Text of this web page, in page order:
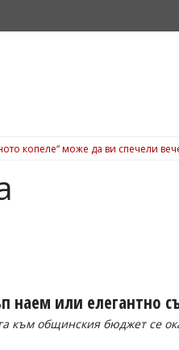
копеле“ може да ви спечели
наем или елегантно
към общинския бюджет се